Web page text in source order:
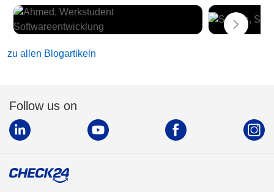
zu allen Blogartikeln
Follow us on